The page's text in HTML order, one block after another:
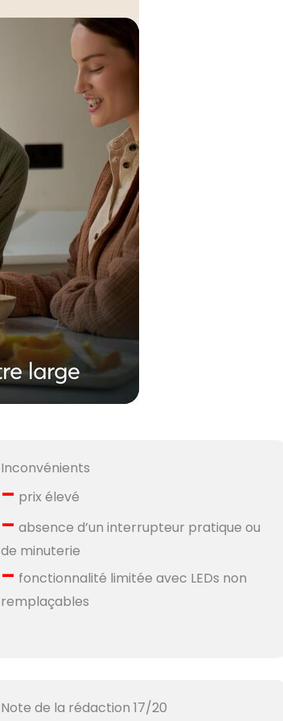
Inconvénients
– prix élevé
– absence d’un interrupteur pratique ou
de minuterie
– fonctionnalité limitée avec LEDs non
remplaçables
Note de la rédaction 17/20